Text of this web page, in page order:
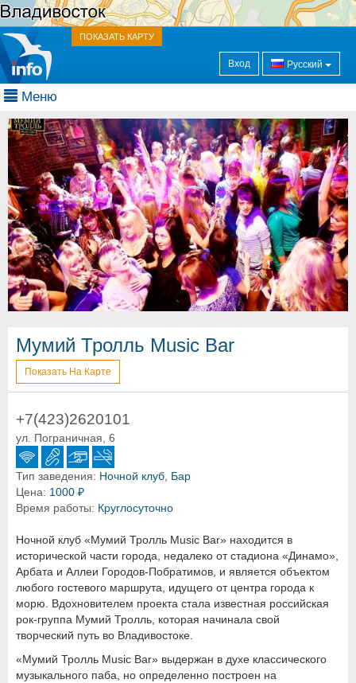
ПОКАЗАТЬ КАРТУ
Вход Русский
Меню
Мумий Тролль Music Bar
Показать На Карте
+7(423)2620101
ул. Пограничная, 6
Тип заведения: Ночной клуб, Бар
Цена: 1000 ₽
Время работы: Круглосуточно
Ночной клуб «Мумий Тролль Music Bar» находится в
исторической части города, недалеко от стадиона «Динамо»,
Арбата и Аллеи Городов-Побратимов, и является объектом
любого гостевого маршрута, идущего от центра города к
морю. Вдохновителем проекта стала известная российская
рок-группа Мумий Тролль, которая начинала свой
творческий путь во Владивостоке.
«Мумий Тролль Music Bar» выдержан в духе классического
музыкального паба, но определенно построен на